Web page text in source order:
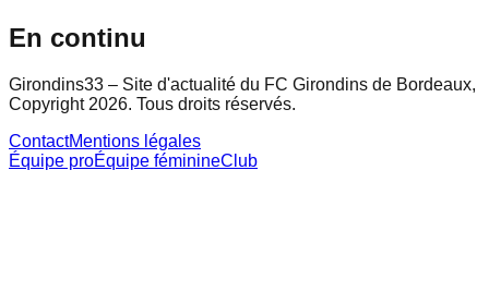
En continu
Girondins33 – Site d'actualité du FC Girondins de Bordeaux,
Copyright 2026. Tous droits réservés.
ContactMentions légales
Équipe proÉquipe féminineClub